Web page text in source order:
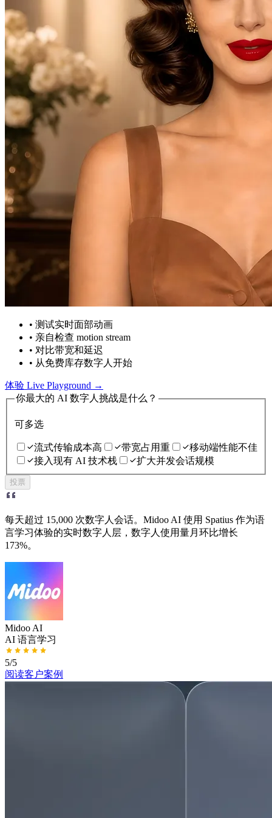
• 测试实时面部动画
• 亲自检查 motion stream
• 对比带宽和延迟
• 从免费库存数字人开始
体验 Live Playground →
你最大的 AI 数字人挑战是什么？
可多选
流式传输成本高 带宽占用重
移动端性能不佳
接入现有 AI 技术栈
扩大并发会话规模
投票
每天超过 15,000 次数字人会话。Midoo AI 使用 Spatius 作为语
言学习体验的实时数字人层，数字人使用量月环比增长
173%。
Midoo AI
AI 语言学习
5/5
阅读客户案例